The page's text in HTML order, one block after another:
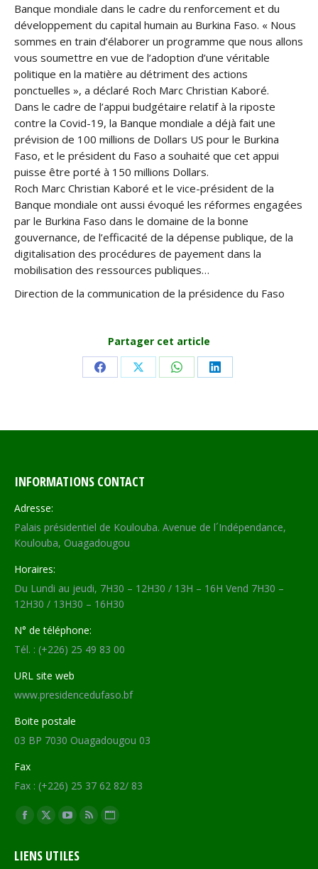
Banque mondiale dans le cadre du renforcement et du
développement du capital humain au Burkina Faso. « Nous
sommes en train d’élaborer un programme que nous allons
vous soumettre en vue de l’adoption d’une véritable
politique en la matière au détriment des actions
ponctuelles », a déclaré Roch Marc Christian Kaboré.
Dans le cadre de l’appui budgétaire relatif à la riposte
contre la Covid-19, la Banque mondiale a déjà fait une
prévision de 100 millions de Dollars US pour le Burkina
Faso, et le président du Faso a souhaité que cet appui
puisse être porté à 150 millions Dollars.
Roch Marc Christian Kaboré et le vice-président de la
Banque mondiale ont aussi évoqué les réformes engagées
par le Burkina Faso dans le domaine de la bonne
gouvernance, de l’efficacité de la dépense publique, de la
digitalisation des procédures de payement dans la
mobilisation des ressources publiques…
Direction de la communication de la présidence du Faso
Partager cet article
Share Share Share Share
INFORMATIONS CONTACT
Adresse:
Palais présidentiel de Koulouba. Avenue de l´Indépendance,
Koulouba, Ouagadougou
Horaires:
Du Lundi au jeudi, 7H30 – 12H30 / 13H – 16H Vend 7H30 –
12H30 / 13H30 – 16H30
N° de téléphone:
Tél. : (+226) 25 49 83 00
URL site web
www.presidencedufaso.bf
Boite postale
03 BP 7030 Ouagadougou 03
Fax
Fax : (+226) 25 37 62 82/ 83
Trouvez nous sur :
Facebook
opens
X
opens
YouTube
opens
RSS Site
LIENS UTILES